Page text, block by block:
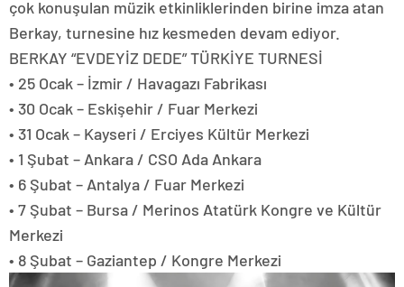
çok konuşulan müzik etkinliklerinden birine imza atan
Berkay, turnesine hız kesmeden devam ediyor.
BERKAY “EVDEYİZ DEDE” TÜRKİYE TURNESİ
• 25 Ocak – İzmir / Havagazı Fabrikası
• 30 Ocak – Eskişehir / Fuar Merkezi
• 31 Ocak – Kayseri / Erciyes Kültür Merkezi
• 1 Şubat – Ankara / CSO Ada Ankara
• 6 Şubat – Antalya / Fuar Merkezi
• 7 Şubat – Bursa / Merinos Atatürk Kongre ve Kültür
Merkezi
• 8 Şubat – Gaziantep / Kongre Merkezi